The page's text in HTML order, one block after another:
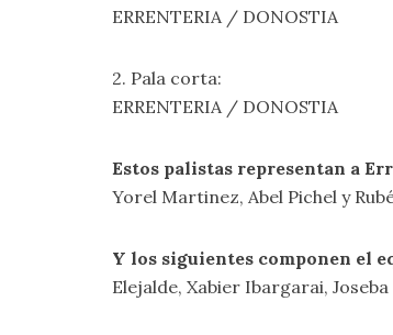
ERRENTERIA / DONOSTIA
2. Pala corta:
ERRENTERIA / DONOSTIA
Estos palistas representan a
Yorel Martinez, Abel Pichel y
Y los siguientes componen el
Elejalde, Xabier Ibargarai,